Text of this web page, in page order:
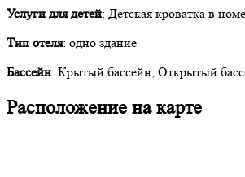
Услуги для детей: Детская кроватка в
Тип отеля: одно здание
Бассейн: Крытый бассейн, Открытый
Расположение на карте